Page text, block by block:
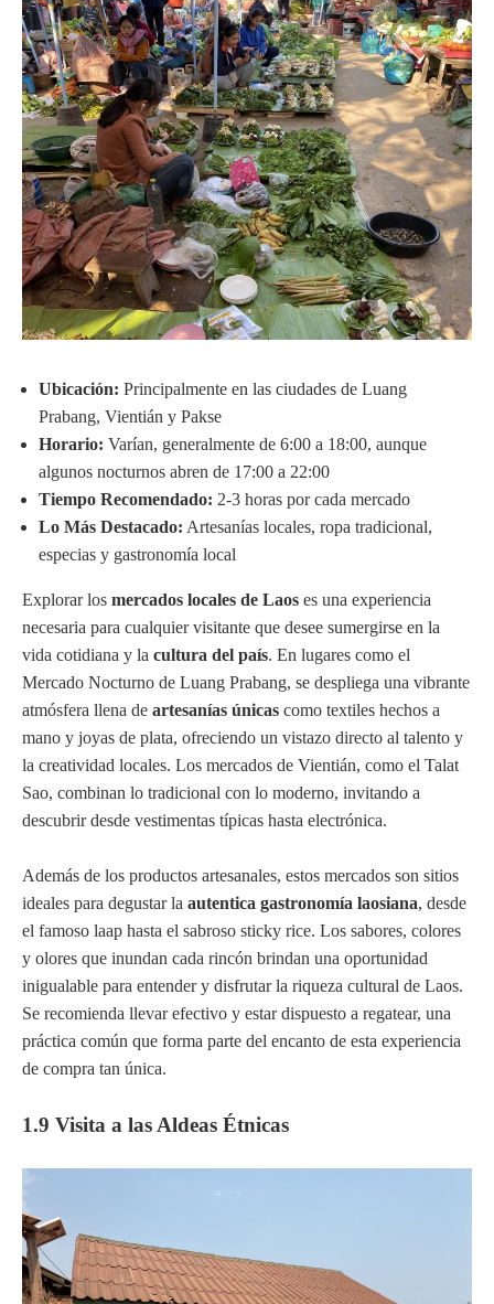
Ubicación: Principalmente en las ciudades de Luang
Prabang, Vientián y Pakse
Horario: Varían, generalmente de 6:00 a 18:00, aunque
algunos nocturnos abren de 17:00 a 22:00
Tiempo Recomendado: 2-3 horas por cada mercado
Lo Más Destacado: Artesanías locales, ropa tradicional,
especias y gastronomía local
Explorar los mercados locales de Laos es una experiencia
necesaria para cualquier visitante que desee sumergirse en la
vida cotidiana y la cultura del país. En lugares como el
Mercado Nocturno de Luang Prabang, se despliega una vibrante
atmósfera llena de artesanías únicas como textiles hechos a
mano y joyas de plata, ofreciendo un vistazo directo al talento y
la creatividad locales. Los mercados de Vientián, como el Talat
Sao, combinan lo tradicional con lo moderno, invitando a
descubrir desde vestimentas típicas hasta electrónica.
Además de los productos artesanales, estos mercados son sitios
ideales para degustar la autentica gastronomía laosiana, desde
el famoso laap hasta el sabroso sticky rice. Los sabores, colores
y olores que inundan cada rincón brindan una oportunidad
inigualable para entender y disfrutar la riqueza cultural de Laos.
Se recomienda llevar efectivo y estar dispuesto a regatear, una
práctica común que forma parte del encanto de esta experiencia
de compra tan única.
1.9 Visita a las Aldeas Étnicas